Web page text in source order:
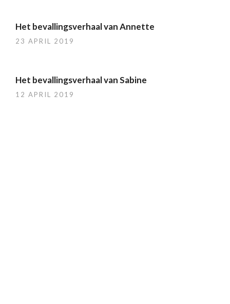
Het bevallingsverhaal van Annette
23 APRIL 2019
Het bevallingsverhaal van Sabine
12 APRIL 2019